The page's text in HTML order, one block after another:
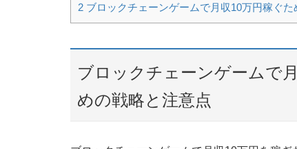
2 ブロックチェーンゲームで月収10万円稼ぐ
ブロックチェーンゲームで
めの戦略と注意点